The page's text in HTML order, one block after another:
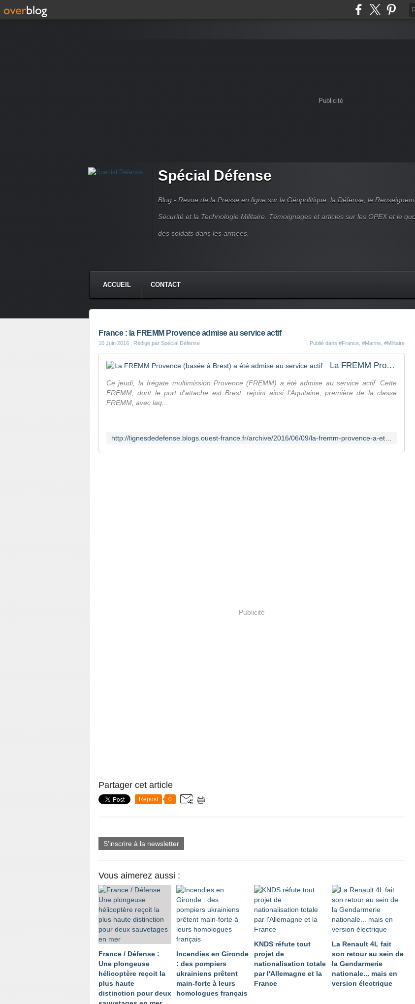
Publicité
Spécial Défense
Blog - Revue de la Presse en ligne sur la Géopolitique, la Défense, le
Sécurité et la Technologie Militaire. Témoignages et articles sur les OPEX et le
des soldats dans les armées.
ACCUEIL CONTACT
France : la FREMM Provence admise au service actif
10 Juin 2016 , Rédigé par Spécial Défense Publié dans #France #Marine #Militaire
La FREMM Provence (basée à Brest) a été admise au service actif
Ce jeudi, la frégate multimission Provence (FREMM) a été admise au service actif. Cette
FREMM, dont le port d'attache est Brest, rejoint ainsi l'Aquitaine, première de la classe
FREMM, avec laq...
Publicité
Partager cet article
Repost 0
S'inscrire à la newsletter
Vous aimerez aussi :
France / Défense :
Une plongeuse
hélicoptère reçoit la
plus haute
distinction pour deux
Incendies en Gironde
: des pompiers
ukrainiens prêtent
main-forte à leurs
homologues français
KNDS réfute tout
projet de
nationalisation totale
par l'Allemagne et la
France
La Renault 4L fait
son retour au sein de
la Gendarmerie
nationale... mais en
version électrique